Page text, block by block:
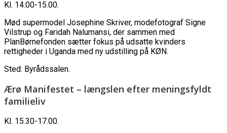
Kl. 14.00-15.00.
Mød supermodel Josephine Skriver, modefotograf Signe
Vilstrup og Faridah Nalumansi, der sammen med
PlanBørnefonden sætter fokus på udsatte kvinders
rettigheder i Uganda med ny udstilling på KØN.
Sted: Byrådssalen.
Ærø Manifestet – længslen efter meningsfyldt
familieliv
Kl. 15.30-17.00.